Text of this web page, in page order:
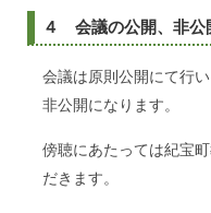
４ 会議の公開、非公
会議は原則公開にて行
非公開になります。
傍聴にあたっては紀宝
だきます。